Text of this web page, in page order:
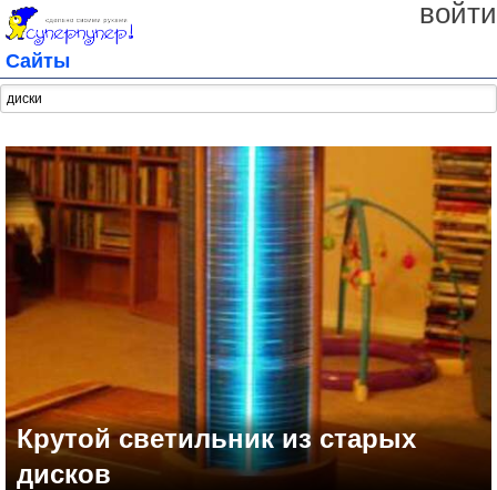
войти
Сайты
Крутой светильник из старых
дисков